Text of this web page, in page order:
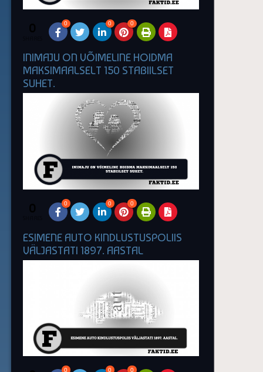
0 0 0 0
INIMAJU ON VÕIMELINE HOIDMA
MAKSIMAALSELT 150 STABIILSET
SUHET.
0 0 0 0
ESIMENE AUTO KINDLUSTUSPOLIIS
VÄLJASTATI 1897. AASTAL
0 0 0